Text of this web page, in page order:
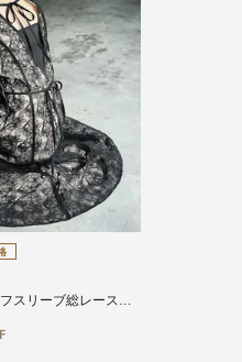
スリーブ総レースロ